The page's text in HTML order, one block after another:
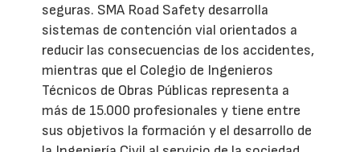
seguras. SMA Road Safety desarrolla
sistemas de contención vial orientados a
reducir las consecuencias de los accidentes,
mientras que el Colegio de Ingenieros
Técnicos de Obras Públicas representa a
más de 15.000 profesionales y tiene entre
sus objetivos la formación y el desarrollo de